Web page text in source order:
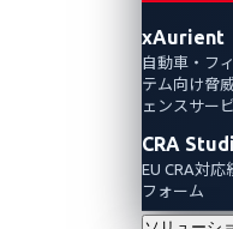
xAurient
自動車・フ
テム向け脅
ェンスサー
CRA
EU CRA対応
フォーム
開催のPwn2Own
ッドカーの技術に関す
た世界で初めてのイベ
で24件の独自の脆弱性
米ドルの賞金が